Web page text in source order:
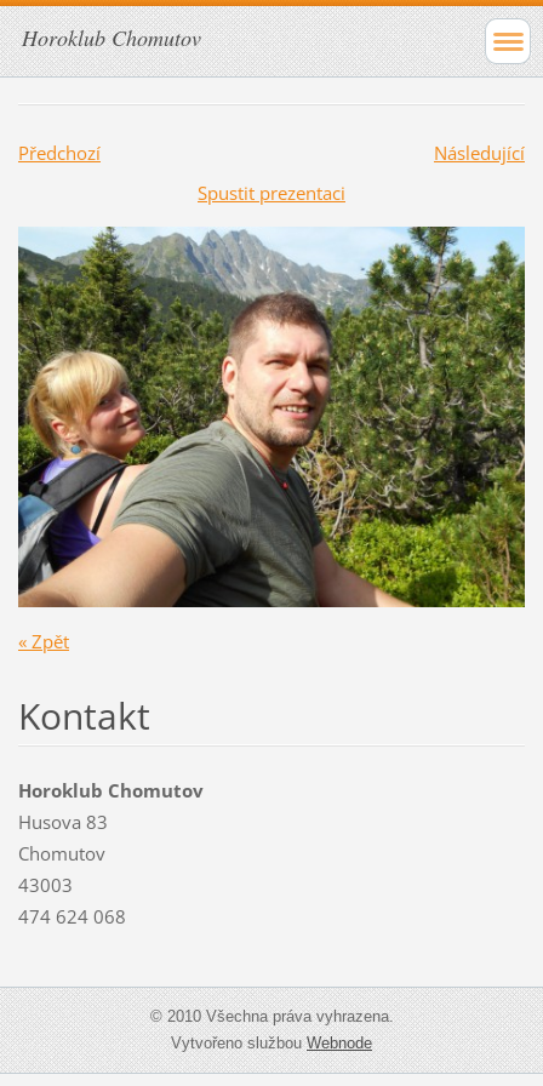
Horoklub Chomutov
Předchozí
Následující
Spustit prezentaci
« Zpět
Kontakt
Horoklub Chomutov
Husova 83
Chomutov
43003
474 624 068
© 2010 Všechna práva vyhrazena.
Vytvořeno službouWebnode